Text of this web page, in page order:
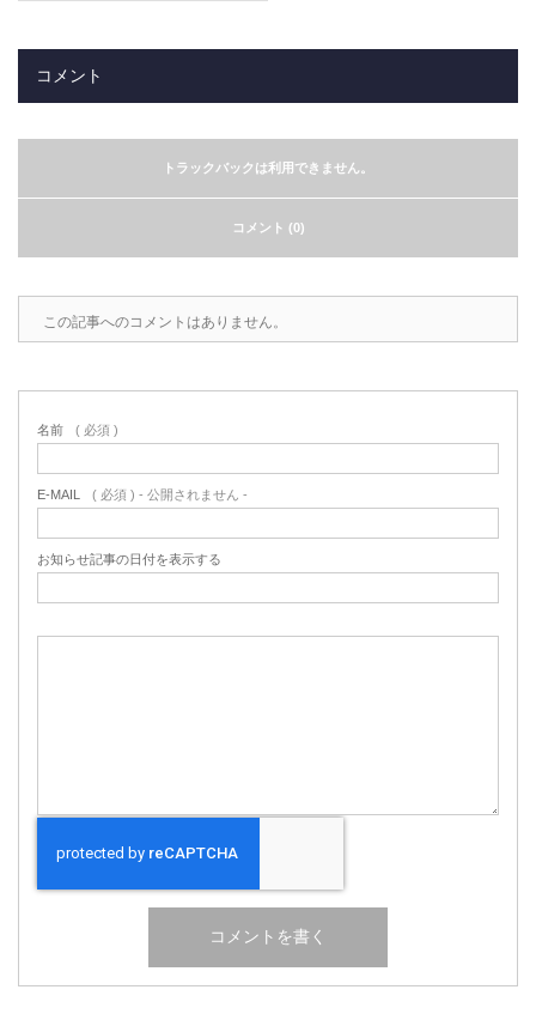
コメント
トラックバックは利用できません。
コメント (0)
この記事へのコメントはありません。
名前 ( 必須 )
E-MAIL ( 必須 ) - 公開されません -
お知らせ記事の日付を表示する